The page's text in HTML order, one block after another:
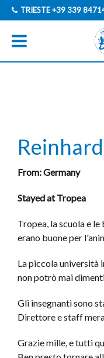
TRIESTE+39 339
Reinhard
From: Germany
Stayed at Tropea
Tropea, la scuola e le
erano buone per
La piccola università
non potrò mai
Gli insegnanti sono
Direttore e staff
Grazie mille, e tutti